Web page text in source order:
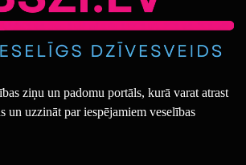
ziņu un padomu portāls, kurā varat atrast
un uzzināt par iespējamiem veselības